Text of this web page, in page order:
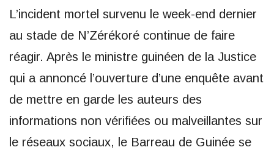
L’incident mortel survenu le week-end dernier
au stade de N’Zérékoré continue de faire
réagir. Après le ministre guinéen de la Justice
qui a annoncé l’ouverture d’une enquête avant
de mettre en garde les auteurs des
informations non vérifiées ou malveillantes sur
le réseaux sociaux, le Barreau de Guinée se